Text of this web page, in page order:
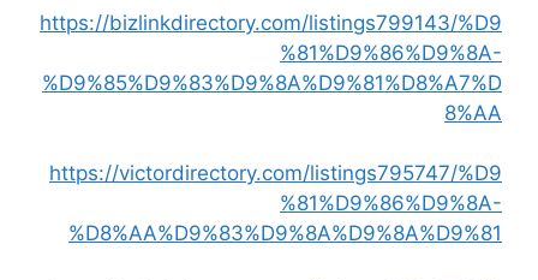
https://bizlinkdirectory.com/listings799143/%D9
%81%D9%86%D9%8A-
%D9%85%D9%83%D9%8A%D9%81%D8%A7%D
8%AA
https://victordirectory.com/listings795747/%D9
%81%D9%86%D9%8A-
%D8%AA%D9%83%D9%8A%D9%8A%D9%81